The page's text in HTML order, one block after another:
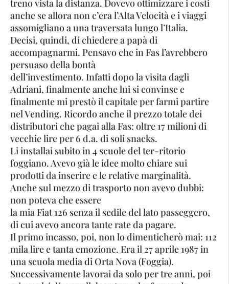
treno vista la distanza. Dovevo ottimizzare i costi
anche se allora non c’era l’Alta Velocità e i viaggi
assomigliano a una traversata lungo l’Italia.
Decisi, quindi, di chiedere a papà di
accompagnarmi. Pensavo che in Fas l’avrebbero
persuaso della bontà
dell’investimento. Infatti dopo la visita dagli
Adriani, finalmente anche lui si convinse e
finalmente mi prestò il capitale per farmi partire
nel Vending. Ricordo anche il prezzo totale dei
distributori che pagai alla Fas: oltre 17 milioni di
vecchie lire per 6 d.a. di soli snacks.
Li installai subito in 4 scuole del ter-ritorio
foggiano. Avevo già le idee molto chiare sui
prodotti da inserire e le relative marginalità.
Anche sul mezzo di trasporto non avevo dubbi:
non poteva che essere
la mia Fiat 126 senza il sedile del lato passeggero,
di cui avevo ancora tante rate da pagare.
Il primo incasso, poi, non lo dimenticherò mai: 112
mila lire e tanta emozione. Era il 27 aprile 1987 in
una scuola media di Orta Nova (Foggia).
Successivamente lavorai da solo per tre anni, poi